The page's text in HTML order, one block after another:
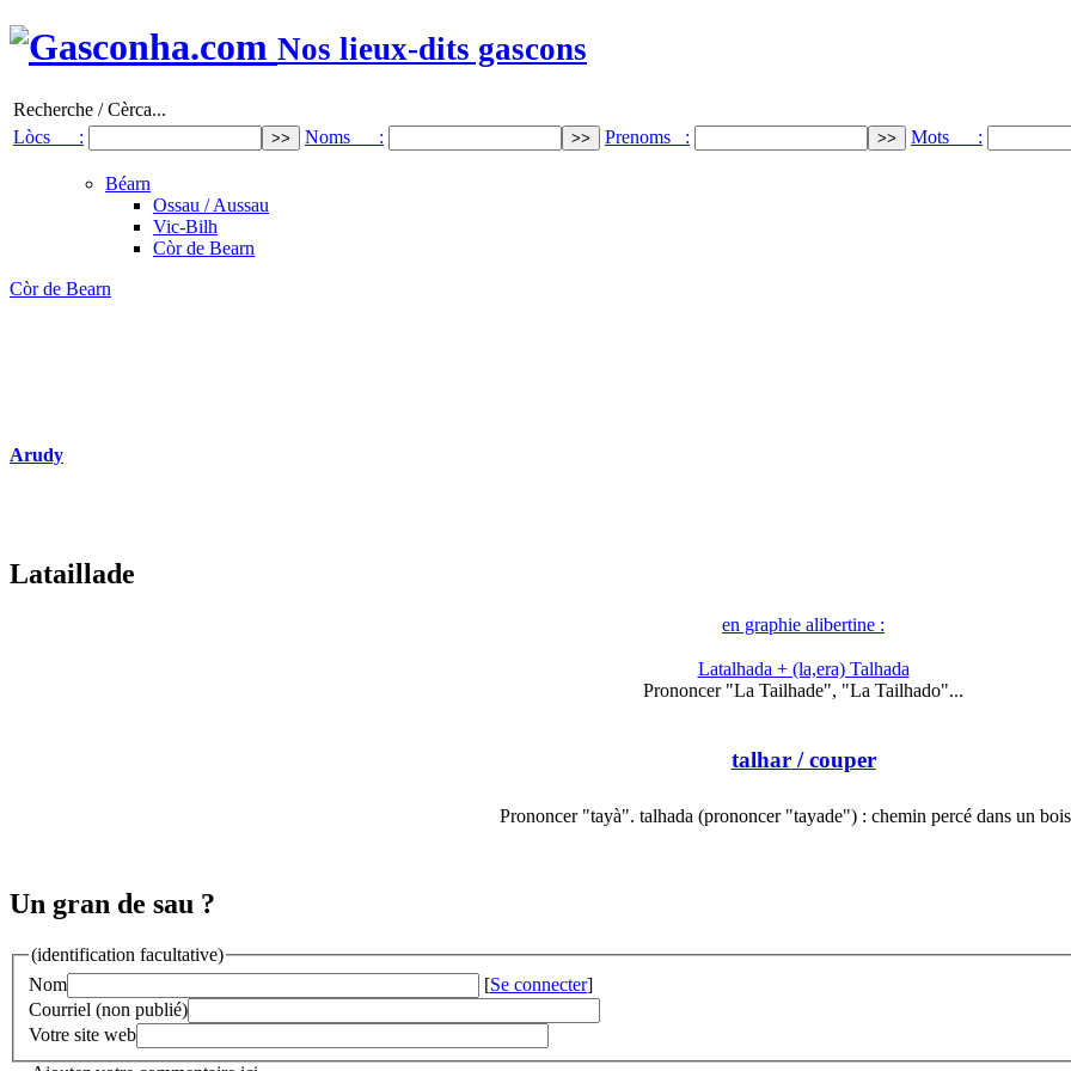
Nos lieux-dits gascons
Recherche / Cèrca...
Lòcs :
Noms : Prenoms : Mots :
Béarn
Ossau / Aussau
Vic-Bilh
Còr de Bearn
Còr de Bearn
Arudy
Lataillade
en graphie alibertine :
Latalhada + (la,era) Talhada
Prononcer "La Tailhade", "La Tailhado"...
talhar/ couper
Prononcer "tayà". talhada (prononcer "tayade") : chemin percé dans un
Un gran de sau ?
(identification facultative)
Nom
[Se connecter]
Courriel (non publié)
Votre site web